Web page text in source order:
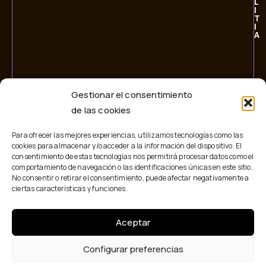
Gestionar el consentimiento
de las cookies
Para ofrecer las mejores experiencias, utilizamos tecnologías como las
cookies para almacenar y/o acceder a la información del dispositivo. El
consentimiento de estas tecnologías nos permitirá procesar datos como el
comportamiento de navegación o las identificaciones únicas en este sitio.
No consentir o retirar el consentimiento, puede afectar negativamente a
ciertas características y funciones.
Aceptar
Configurar preferencias
I
T
I
A
POLÍTICA DE PRIVACIDADPOLÍTICA DE COOKIES